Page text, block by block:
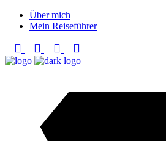
Über mich
Mein Reiseführer